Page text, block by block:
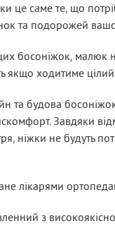
це саме те, що
та подорожей
босоніжок, малюк
якщо ходитиме
та будова
Завдяки
ніжки не будуть
лікарями
з